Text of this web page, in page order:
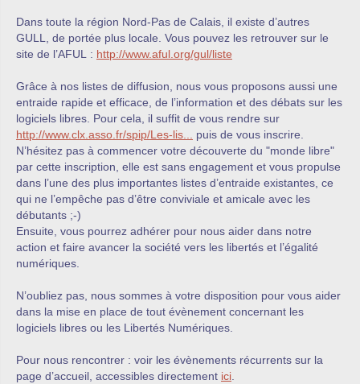
Dans toute la région Nord-Pas de Calais, il existe d’autres
GULL, de portée plus locale. Vous pouvez les retrouver sur le
site de l’AFUL : http://www.aful.org/gul/liste
Grâce à nos listes de diffusion, nous vous proposons aussi une
entraide rapide et efficace, de l’information et des débats sur les
logiciels libres. Pour cela, il suffit de vous rendre sur
http://www.clx.asso.fr/spip/Les-lis...
puis de vous inscrire.
N’hésitez pas à commencer votre découverte du "monde libre"
par cette inscription, elle est sans engagement et vous propulse
dans l’une des plus importantes listes d’entraide existantes, ce
qui ne l’empêche pas d’être conviviale et amicale avec les
débutants ;-)
Ensuite, vous pourrez adhérer pour nous aider dans notre
action et faire avancer la société vers les libertés et l’égalité
numériques.
N’oubliez pas, nous sommes à votre disposition pour vous aider
dans la mise en place de tout évènement concernant les
logiciels libres ou les Libertés Numériques.
Pour nous rencontrer : voir les évènements récurrents sur la
page d’accueil, accessibles directement ici